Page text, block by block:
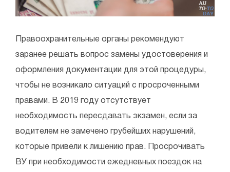
Правоохранительные органы рекомендуют
заранее решать вопрос замены удостоверения и
оформления документации для этой процедуры,
чтобы не возникало ситуаций с просроченными
правами. В 2019 году отсутствует
необходимость пересдавать экзамен, если за
водителем не замечено грубейших нарушений,
которые привели к лишению прав. Просрочивать
ВУ при необходимости ежедневных поездок на